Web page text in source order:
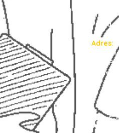
Prima
Praca
Adres:
Ruda
ulica
Polska
NIP :